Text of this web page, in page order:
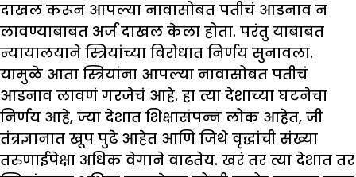
दाखल करून आपल्या नावासोबत पतीचं आडनाव न
लावण्याबाबत अर्ज दाखल केला होता. परंतु याबाबत
न्यायालयाने स्त्रियांच्या विरोधात निर्णय सुनावला.
यामुळे आता स्त्रियांना आपल्या नावासोबत पतीचं
आडनाव लावणं गरजेचं आहे. हा त्या देशाच्या घटनेचा
निर्णय आहे, ज्या देशात शिक्षासंपन्न लोक आहेत, जी
तंत्रज्ञानात खूप पुढे आहेत आणि जिथे वृद्धांची संख्या
तरुणाईपेक्षा अधिक वेगाने वाढतेय. खरं तर त्या देशात तर